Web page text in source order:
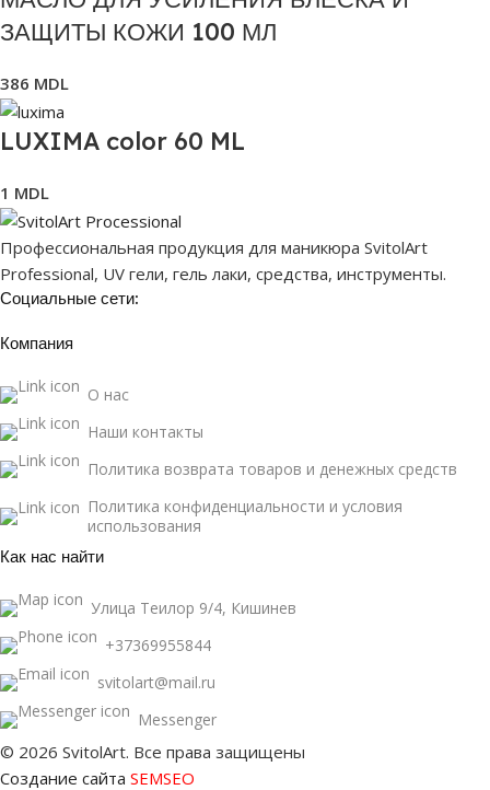
ЗАЩИТЫ КОЖИ 100 МЛ
386 MDL
LUXIMA color 60 ML
1 MDL
Профессиональная продукция для маникюра SvitolArt
Professional, UV гели, гель лаки, средства, инструменты.
Социальные сети:
Компания
О нас
Наши контакты
Политика возврата товаров и денежных средств
Политика конфиденциальности и условия
использования
Как нас найти
Улица Теилор 9/4, Кишинев
+37369955844
svitolart@mail.ru
Messenger
© 2026 SvitolArt. Все права защищены
Создание сайта SEMSEO